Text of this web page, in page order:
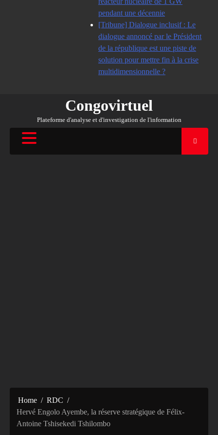
pendant une décennie
[Tribune] Dialogue inclusif : Le
dialogue annoncé par le Président
de la république est une piste de
solution pour mettre fin à la crise
multidimensionnelle ?
Congovirtuel
Plateforme d'analyse et d'investigation de l'information
Home
RDC
Hervé Engolo Ayembe, la réserve stratégique de Félix-
Antoine Tshisekedi Tshilombo